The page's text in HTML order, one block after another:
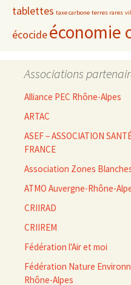
tablettes taxe carbone terres rares
écocideéconomie
Associations
Alliance PEC Rhône-Alpes
ARTAC
ASEF – ASSOCIATION
FRANCE
Association Zones
ATMO Auvergne-Rhône-
CRIIRAD
CRIIREM
Fédération l'Air et moi
Fédération Nature
Rhône-Alpes